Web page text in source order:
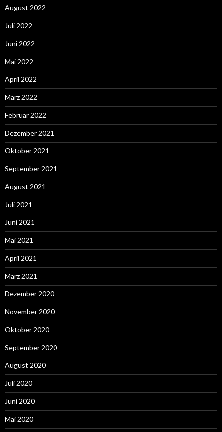
August 2022
Juli 2022
Juni 2022
Mai 2022
April 2022
März 2022
Februar 2022
Dezember 2021
Oktober 2021
September 2021
August 2021
Juli 2021
Juni 2021
Mai 2021
April 2021
März 2021
Dezember 2020
November 2020
Oktober 2020
September 2020
August 2020
Juli 2020
Juni 2020
Mai 2020